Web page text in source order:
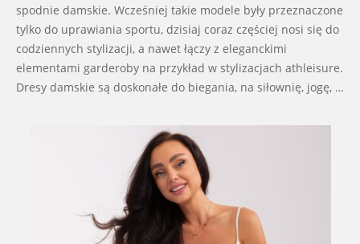
spodnie damskie. Wcześniej takie modele były przeznaczone
tylko do uprawiania sportu, dzisiaj coraz częściej nosi się do
codziennych stylizacji, a nawet łączy z eleganckimi
elementami garderoby na przykład w stylizacjach athleisure.
Dresy damskie są doskonałe do biegania, na siłownię, jogę, …